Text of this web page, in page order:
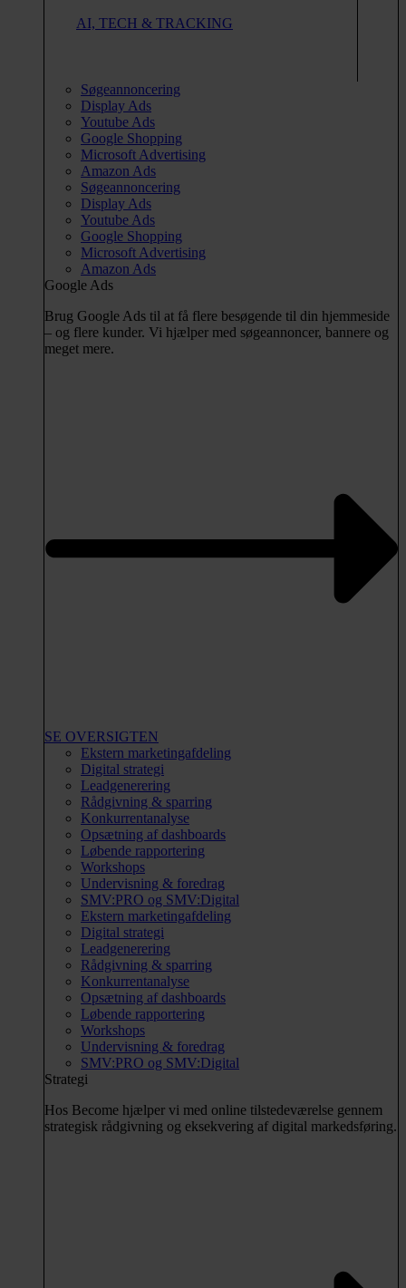
AI, TECH & TRACKING
Søgeannoncering
Display Ads
Youtube Ads
Google Shopping
Microsoft Advertising
Amazon Ads
Søgeannoncering
Display Ads
Youtube Ads
Google Shopping
Microsoft Advertising
Amazon Ads
Google Ads
Brug Google Ads til at få flere besøgende til din hjemmeside
– og flere kunder. Vi hjælper med søgeannoncer, bannere og
meget mere.
SE OVERSIGTEN
Ekstern marketingafdeling
Digital strategi
Leadgenerering
Rådgivning & sparring
Konkurrentanalyse
Opsætning af dashboards
Løbende rapportering
Workshops
Undervisning & foredrag
SMV:PRO og SMV:Digital
Ekstern marketingafdeling
Digital strategi
Leadgenerering
Rådgivning & sparring
Konkurrentanalyse
Opsætning af dashboards
Løbende rapportering
Workshops
Undervisning & foredrag
SMV:PRO og SMV:Digital
Strategi
Hos Become hjælper vi med online tilstedeværelse gennem
strategisk rådgivning og eksekvering af digital markedsføring.